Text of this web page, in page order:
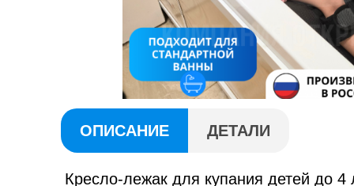
ОПИСАНИЕ ДЕТАЛИ
Кресло-лежак для купания детей до